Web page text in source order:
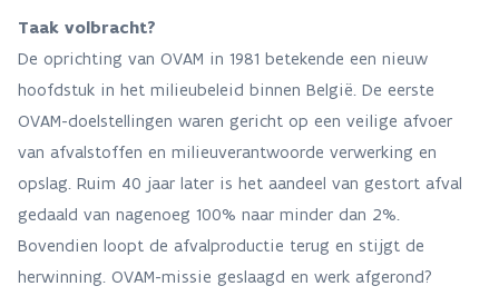
Taak volbracht?
De oprichting van OVAM in 1981 betekende een nieuw
hoofdstuk in het milieubeleid binnen België. De eerste
OVAM-doelstellingen waren gericht op een veilige afvoer
van afvalstoffen en milieuverantwoorde verwerking en
opslag. Ruim 40 jaar later is het aandeel van gestort afval
gedaald van nagenoeg 100% naar minder dan 2%.
Bovendien loopt de afvalproductie terug en stijgt de
herwinning. OVAM-missie geslaagd en werk afgerond?